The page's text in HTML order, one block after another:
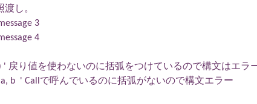
し。
3
4
' 戻り値を使わないのに括弧をつけているので構文はエラ
a, b ' Callで呼んでいるのに括弧がないので構文エラー